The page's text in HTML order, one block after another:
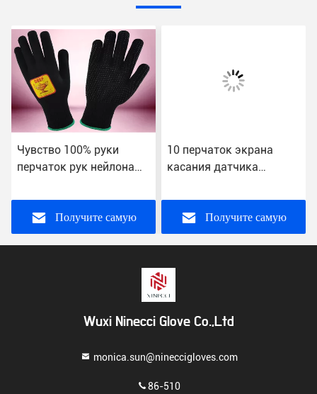
Чувство 100% руки
перчаток рук нейлона
холодильника
Получите самую
10 перчаток экрана
касания датчика
руки безопасности
длина 22км до 27км
Получите самую
Wuxi Ninecci Glove Co.,Ltd
monica.sun@nineccigloves.com
86-510